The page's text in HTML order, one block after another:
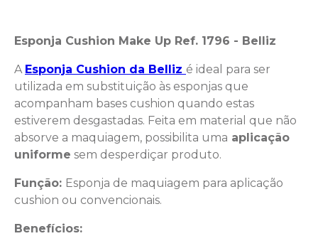
Esponja Cushion Make Up Ref. 1796 - Belliz
A Esponja Cushion da Belliz é ideal para ser
utilizada em substituição às esponjas que
acompanham bases cushion quando estas
estiverem desgastadas. Feita em material que não
absorve a maquiagem, possibilita uma aplicação
uniforme sem desperdiçar produto.
Função: Esponja de maquiagem para aplicação
cushion ou convencionais.
Benefícios: